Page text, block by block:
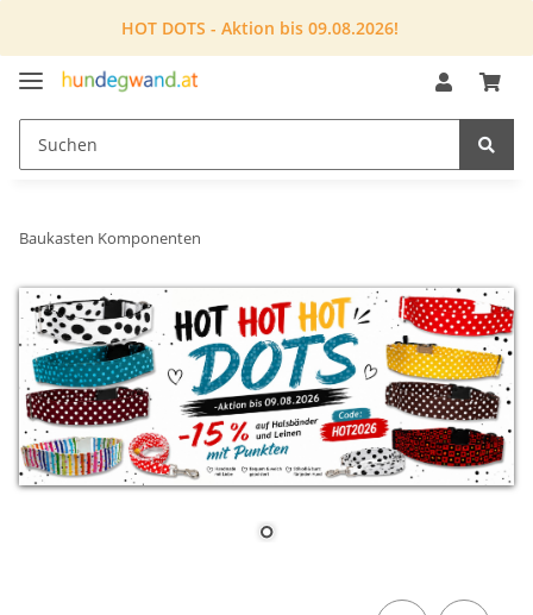
HOT DOTS - Aktion bis 09.08.2026!
Baukasten Komponenten